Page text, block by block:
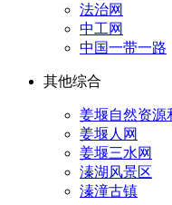
法治网
中工网
中国一带一路
其他综合
姜堰自然资源
姜堰人网
姜堰三水网
溱湖风景区
溱潼古镇